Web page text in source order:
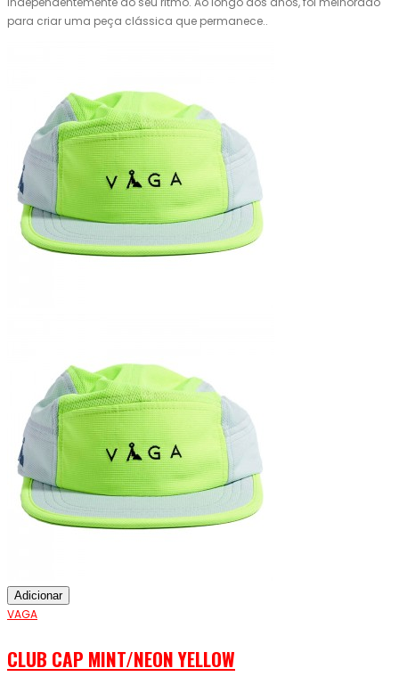
para criar uma peça clássica que permanece..
Adicionar
VAGA
CLUB CAP MINT/NEON YELLOW